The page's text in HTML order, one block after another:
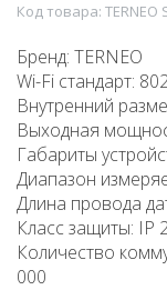
Код товара: TERNEO
Бренд: TERNEO
Wi-Fi стандарт:
Внутренний
Выходная
Габариты
Диапазон
Длина провода
Класс защиты: IP
Количество
000